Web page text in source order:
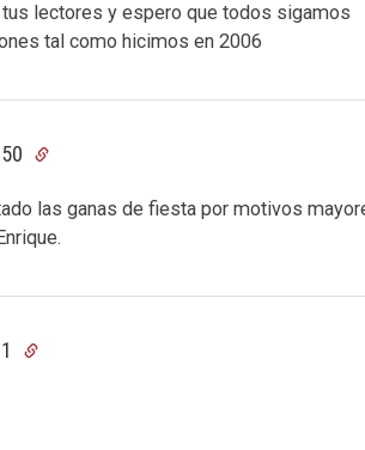
lectores y espero que todos sigamos
tal como hicimos en 2006
las ganas de fiesta por motivos